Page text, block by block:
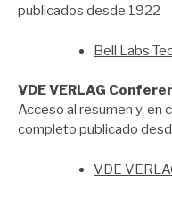
publicados desde 1922
Bell Labs
VDE VERLAG
Acceso al resumen y, en
completo publicado
VDE